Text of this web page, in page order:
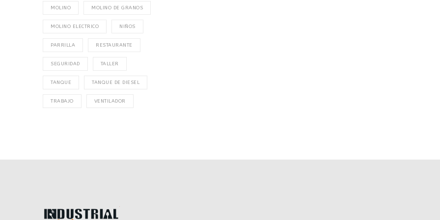
MOLINO MOLINO DE GRANOS
MOLINO ELECTRICO NIÑOS
PARRILLA RESTAURANTE
SEGURIDAD TALLER
TANQUE TANQUE DE DIESEL
TRABAJO VENTILADOR